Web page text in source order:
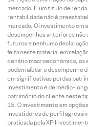
mercado. É um título de
rentabilidade não é
mercado. O investimento em
desempenhos anteriores
futuros e nenhuma
feita neste material em
cenário macroeconômico, os
podem afetar o desempenho
em significativas perdas
investimento é de médio-
patrimônio do cliente neste
O investimento em
investidores de perfil
praticada pela XP